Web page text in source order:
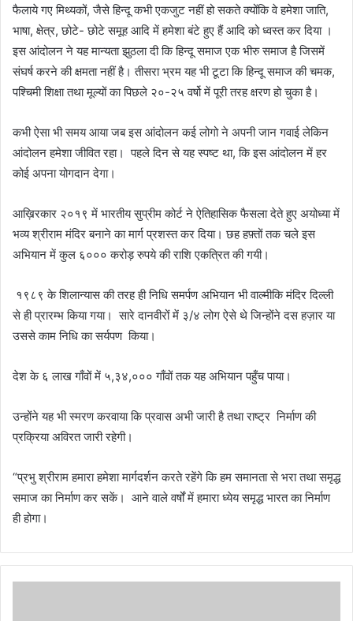
फैलाये गए मिथ्यकों, जैसे हिन्दू कभी एकजुट नहीं हो सकते क्योंकि वे हमेशा जाति,
भाषा, क्षेत्र, छोटे- छोटे समूह आदि में हमेशा बंटे हुए हैं आदि को ध्वस्त कर दिया ।
इस आंदोलन ने यह मान्यता झुठला दी कि हिन्दू समाज एक भीरु समाज है जिसमें
संघर्ष करने की क्षमता नहीं है। तीसरा भ्रम यह भी टूटा कि हिन्दू समाज की चमक,
पश्चिमी शिक्षा तथा मूल्यों का पिछले २०-२५ वर्षो में पूरी तरह क्षरण हो चुका है।
कभी ऐसा भी समय आया जब इस आंदोलन कई लोगो ने अपनी जान गवाई लेकिन
आंदोलन हमेशा जीवित रहा। पहले दिन से यह स्पष्ट था, कि इस आंदोलन में हर
कोई अपना योगदान देगा।
आख़िरकार २०१९ में भारतीय सुप्रीम कोर्ट ने ऐतिहासिक फैसला देते हुए अयोध्या में
भव्य श्रीराम मंदिर बनाने का मार्ग प्रशस्त कर दिया। छह हफ़्तों तक चले इस
अभियान में कुल ६००० करोड़ रुपये की राशि एकत्रित की गयी।
१९८९ के शिलान्यास की तरह ही निधि समर्पण अभियान भी वाल्मीकि मंदिर दिल्ली
से ही प्रारम्भ किया गया। सारे दानवीरों में ३/४ लोग ऐसे थे जिन्होंने दस हज़ार या
उससे काम निधि का सर्यपण किया।
देश के ६ लाख गाँवों में ५,३४,००० गाँवों तक यह अभियान पहुँच पाया।
उन्होंने यह भी स्मरण करवाया कि प्रवास अभी जारी है तथा राष्ट्र निर्माण की
प्रक्रिया अविरत जारी रहेगी।
“प्रभु श्रीराम हमारा हमेशा मार्गदर्शन करते रहेंगे कि हम समानता से भरा तथा समृद्ध
समाज का निर्माण कर सकें। आने वाले वर्षों में हमारा ध्येय समृद्ध भारत का निर्माण
ही होगा।